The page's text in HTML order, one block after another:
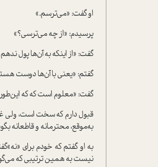
او گفت: «می‌ترسم.»
پرسیدم: «از چه می‌ترسی؟»
گفت: «از اینکه به آن‌ها پول
گفتم: «یعنی با آن‌ها دوست
گفت: «معلوم است که که
قبول دارم که سخت است، ولی
به‌موقع، محترمانه و قاطعانه
به او گفتم که خودم برای
نیست به همین ترتیبی که